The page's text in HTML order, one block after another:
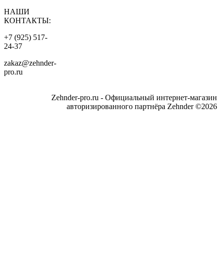
НАШИ
КОНТАКТЫ:
+7 (925) 517-
24-37
zakaz@zehnder-
pro.ru
Zehnder-pro.ru - Официальный интернет-магазин
авторизированного партнёра Zehnder ©2026